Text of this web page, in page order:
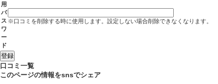
用
パ
ス
ワ
ー
ド
※口コミを削除する時に使用します。設定しない場合削除できなくなります。
口コミ一覧
このページの情報をsnsでシェア